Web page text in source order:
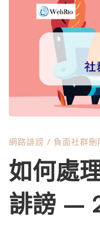
如
處
理
社
群
網路誹謗 / 負面社群刪
如何處
誹謗 –